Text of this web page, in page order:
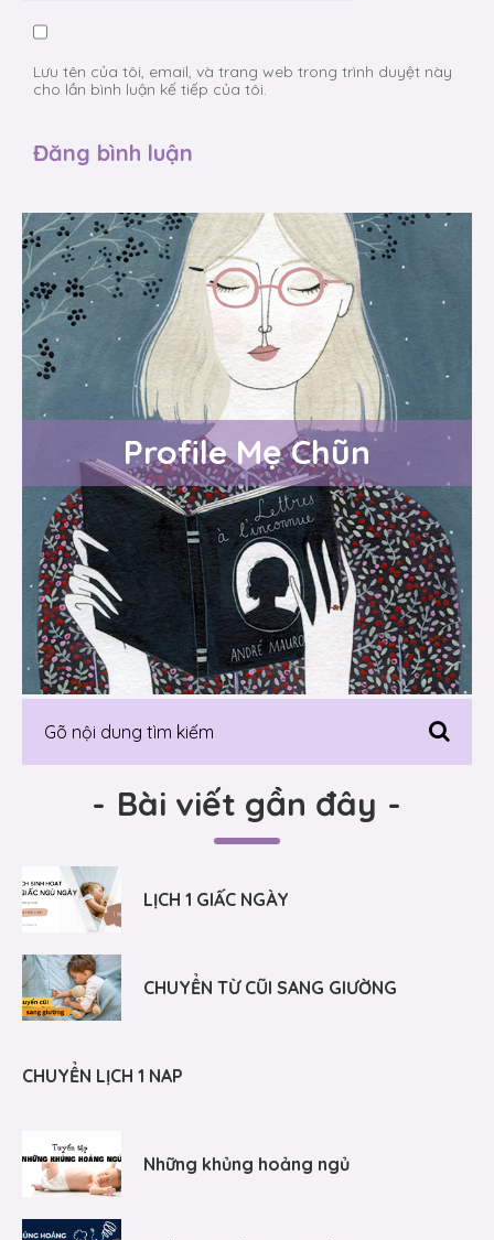
Lưu tên của tôi, email, và trang web trong trình duyệt này
cho lần bình luận kế tiếp của tôi.
Profile Mẹ Chũn
- Bài viết gần đây -
LỊCH 1 GIẤC NGÀY
CHUYỂN TỪ CŨI SANG GIƯỜNG
CHUYỂN LỊCH 1 NAP
Những khủng hoảng ngủ